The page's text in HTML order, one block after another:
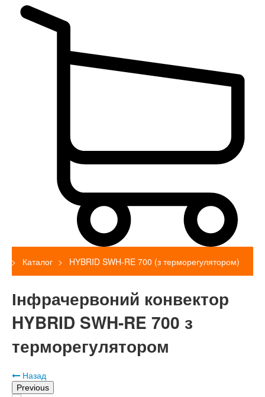
Каталог HYBRID SWH-RE 700 (з терморегулятором)
Інфрачервоний конвектор
HYBRID SWH-RE 700 з
терморегулятором
Назад
Previous